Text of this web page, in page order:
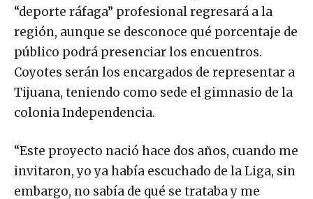
“deporte ráfaga” profesional regresará a la
región, aunque se desconoce qué porcentaje de
público podrá presenciar los encuentros.
Coyotes serán los encargados de representar a
Tijuana, teniendo como sede el gimnasio de la
colonia Independencia.
“Este proyecto nació hace dos años, cuando me
invitaron, yo ya había escuchado de la Liga, sin
embargo, no sabía de qué se trataba y me